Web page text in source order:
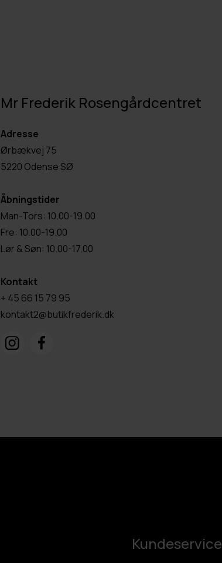
Mr Frederik Rosengårdcentret
Adresse
Ørbækvej 75
5220 Odense SØ
Åbningstider
Man-Tors: 10.00-19.00
Fre: 10.00-19.00
Lør & Søn: 10.00-17.00
Kontakt
+ 45 66 15 79 95
kontakt2@butikfrederik.dk
Kundeservice